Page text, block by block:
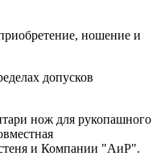
ношение и
допусков
нож для рукопашного
и Компании "АиР".